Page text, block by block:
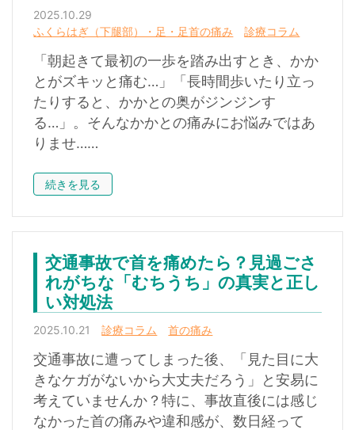
2025.10.29
ふくらはぎ（下腿部）・足・足首の痛み
診療コラム
「朝起きて最初の一歩を踏み出すとき、かか
とがズキッと痛む…」「長時間歩いたり立っ
たりすると、かかとの奥がジンジンす
る…」。そんなかかとの痛みにお悩みではあ
りませ……
続きを見る
交通事故で首を痛めたら？見過ごさ
れがちな「むちうち」の真実と正し
い対処法
2025.10.21 診療コラム 首の痛み
交通事故に遭ってしまった後、「見た目に大
きなケガがないから大丈夫だろう」と安易に
考えていませんか？特に、事故直後には感じ
なかった首の痛みや違和感が、数日経って